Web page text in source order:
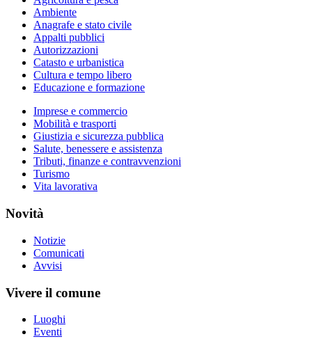
Ambiente
Anagrafe e stato civile
Appalti pubblici
Autorizzazioni
Catasto e urbanistica
Cultura e tempo libero
Educazione e formazione
Imprese e commercio
Mobilità e trasporti
Giustizia e sicurezza pubblica
Salute, benessere e assistenza
Tributi, finanze e contravvenzioni
Turismo
Vita lavorativa
Novità
Notizie
Comunicati
Avvisi
Vivere il comune
Luoghi
Eventi